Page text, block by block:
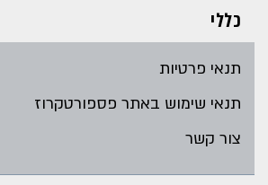
כללי
תנאי פרטיות
תנאי שימוש באתר פספורטקרוז
צור קשר